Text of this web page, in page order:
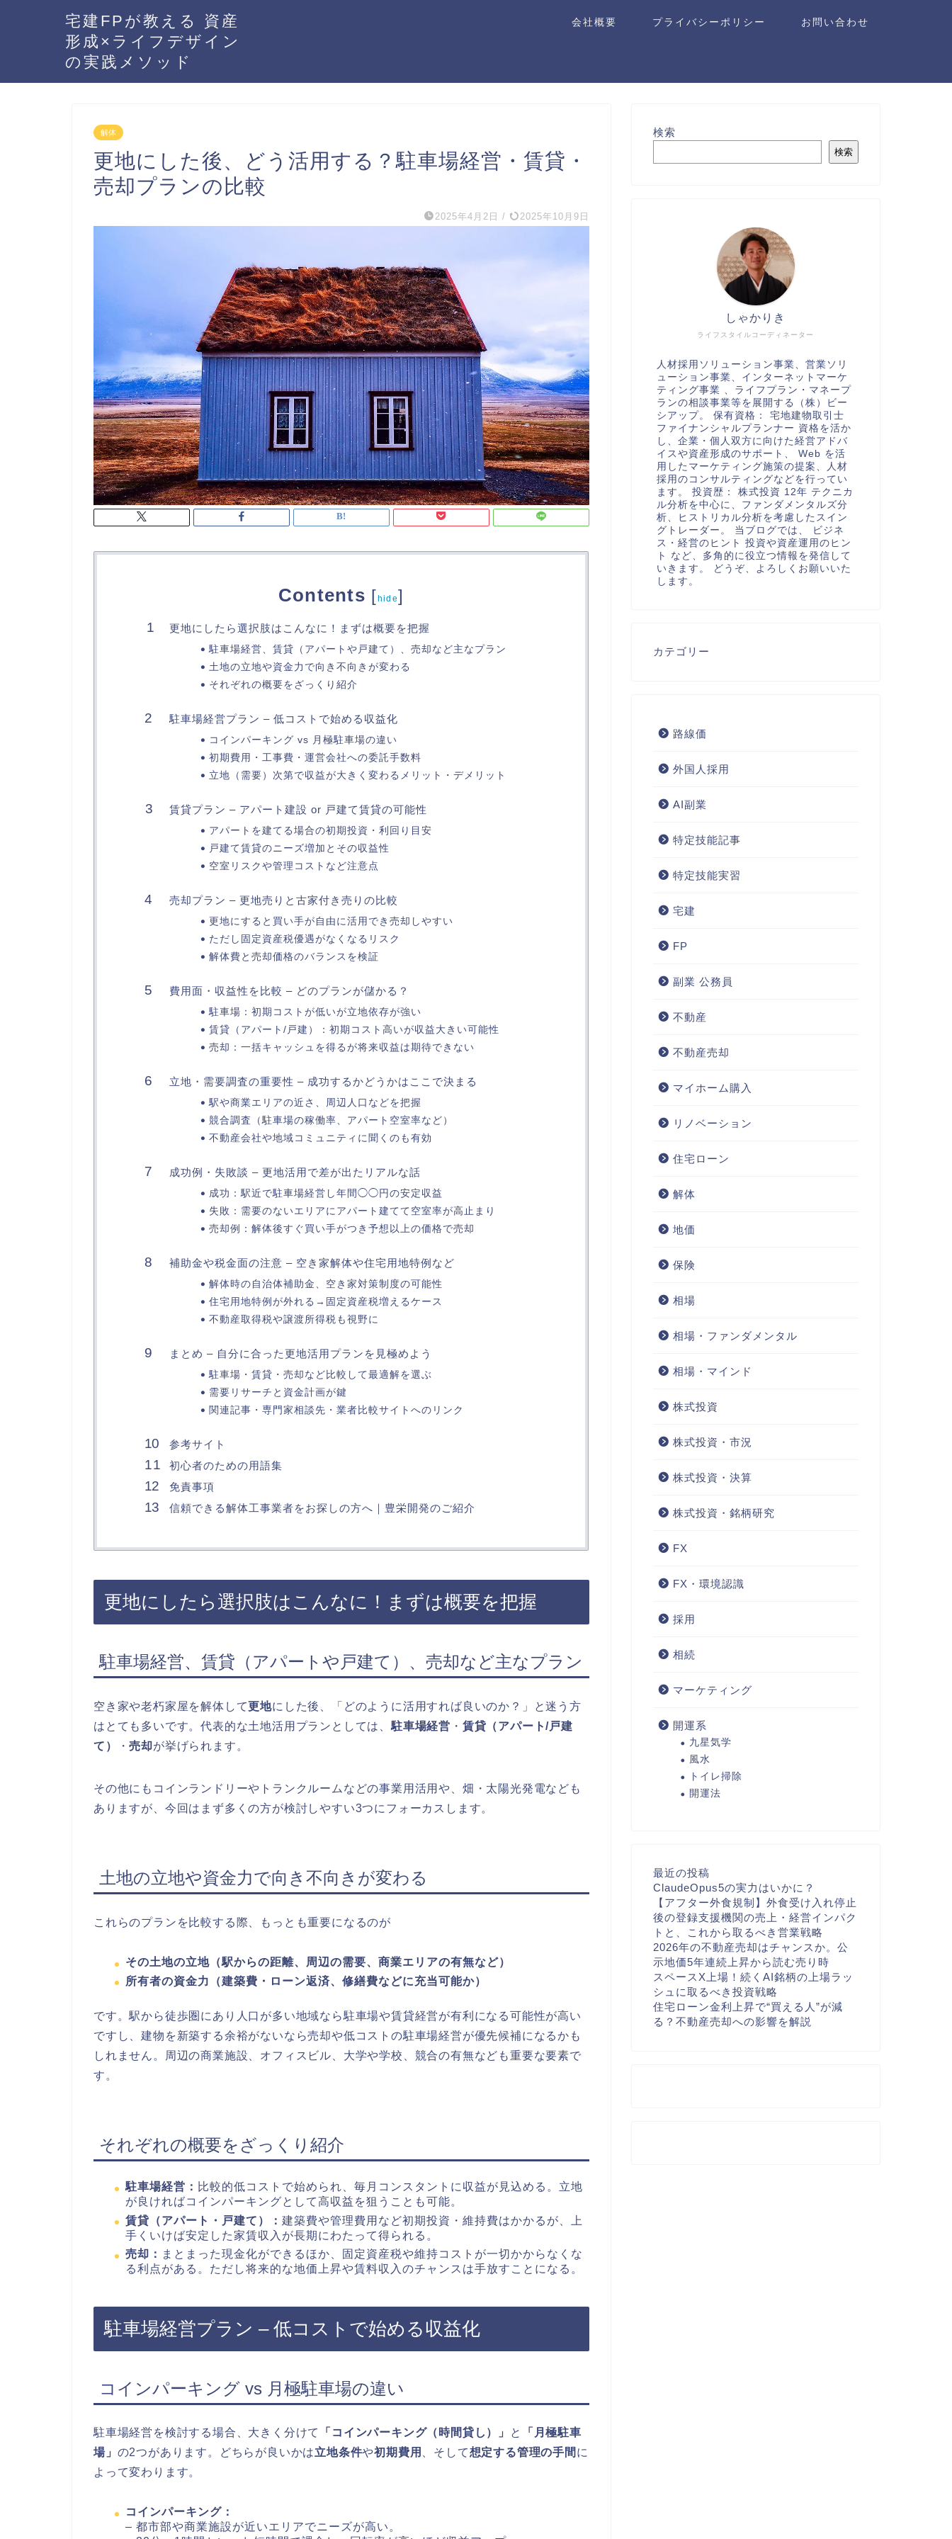
宅建FPが教える 資産
形成×ライフデザイン
の実践メソッド
会社概要 プライバシーポリシー お問い合わせ
解体
更地にした後、どう活用する？駐車場経営・賃貸・
売却プランの比較
2025年4月2日 / 2025年10月9日
Contents [hide]
更地にしたら選択肢はこんなに！まずは概要を把握
駐車場経営、賃貸（アパートや戸建て）、売却など主なプラン
土地の立地や資金力で向き不向きが変わる
それぞれの概要をざっくり紹介
駐車場経営プラン – 低コストで始める収益化
コインパーキング vs 月極駐車場の違い
初期費用・工事費・運営会社への委託手数料
立地（需要）次第で収益が大きく変わるメリット・デメリット
賃貸プラン – アパート建設 or 戸建て賃貸の可能性
アパートを建てる場合の初期投資・利回り目安
戸建て賃貸のニーズ増加とその収益性
空室リスクや管理コストなど注意点
売却プラン – 更地売りと古家付き売りの比較
更地にすると買い手が自由に活用でき売却しやすい
ただし固定資産税優遇がなくなるリスク
解体費と売却価格のバランスを検証
費用面・収益性を比較 – どのプランが儲かる？
駐車場：初期コストが低いが立地依存が強い
賃貸（アパート/戸建）：初期コスト高いが収益大きい可能性
売却：一括キャッシュを得るが将来収益は期待できない
立地・需要調査の重要性 – 成功するかどうかはここで決まる
駅や商業エリアの近さ、周辺人口などを把握
競合調査（駐車場の稼働率、アパート空室率など）
不動産会社や地域コミュニティに聞くのも有効
成功例・失敗談 – 更地活用で差が出たリアルな話
成功：駅近で駐車場経営し年間◯◯円の安定収益
失敗：需要のないエリアにアパート建てて空室率が高止まり
売却例：解体後すぐ買い手がつき予想以上の価格で売却
補助金や税金面の注意 – 空き家解体や住宅用地特例など
解体時の自治体補助金、空き家対策制度の可能性
住宅用地特例が外れる→固定資産税増えるケース
不動産取得税や譲渡所得税も視野に
まとめ – 自分に合った更地活用プランを見極めよう
駐車場・賃貸・売却など比較して最適解を選ぶ
需要リサーチと資金計画が鍵
関連記事・専門家相談先・業者比較サイトへのリンク
参考サイト
初心者のための用語集
免責事項
信頼できる解体工事業者をお探しの方へ｜豊栄開発のご紹介
更地にしたら選択肢はこんなに！まずは概要を把握
駐車場経営、賃貸（アパートや戸建て）、売却など主なプラン
空き家や老朽家屋を解体して更地にした後、「どのように活用すれば良いのか？」と迷う方
はとても多いです。代表的な土地活用プランとしては、 駐車場経営 ・ 賃貸（アパート/戸建
て）
・売却が挙げられます。
その他にもコインランドリーやトランクルームなどの事業用活用や、畑・太陽光発電なども
ありますが、今回はまず多くの方が検討しやすい3つにフォーカスします。
土地の立地や資金力で向き不向きが変わる
これらのプランを比較する際、もっとも重要になるのが
その土地の立地（駅からの距離、周辺の需要、商業エリアの有無など）
所有者の資金力（建築費・ローン返済、修繕費などに充当可能か）
です。駅から徒歩圏にあり人口が多い地域なら駐車場や賃貸経営が有利になる可能性が高い
ですし、建物を新築する余裕がないなら売却や低コストの駐車場経営が優先候補になるかも
しれません。周辺の商業施設、オフィスビル、大学や学校、競合の有無なども重要な要素で
す。
それぞれの概要をざっくり紹介
駐車場経営： 比較的低コストで始められ、毎月コンスタントに収益が見込める。立地
が良ければコインパーキングとして高収益を狙うことも可能。
賃貸（アパート・戸建て）： 建築費や管理費用など初期投資・維持費はかかるが、上
手くいけば安定した家賃収入が長期にわたって得られる。
売却： まとまった現金化ができるほか、固定資産税や維持コストが一切かからなくな
る利点がある。ただし将来的な地価上昇や賃料収入のチャンスは手放すことになる。
駐車場経営プラン – 低コストで始める収益化
コインパーキング vs 月極駐車場の違い
駐車場経営を検討する場合、大きく分けて 「コインパーキング（時間貸し）」 と
「月極駐車
場」 の2つがあります。どちらが良いかは立地条件や初期費用 、そして想定する管理の手間 に
よって変わります。
コインパーキング：
– 都市部や商業施設が近いエリアでニーズが高い。
検索
検索
ライフスタイルコーディネーター
しゃかりき
人材採用ソリューション事業、営業ソリ
ューション事業、インターネットマーケ
ティング事業 、ライフプラン・マネープ
ランの相談事業等を展開する（株）ビー
シアップ。 保有資格： 宅地建物取引士
ファイナンシャルプランナー 資格を活か
し、企業・個人双方に向けた経営アドバ
イスや資産形成のサポート、 Web を活
用したマーケティング施策の提案、人材
採用のコンサルティングなどを行ってい
ます。 投資歴： 株式投資 12年 テクニカ
ル分析を中心に、ファンダメンタルズ分
析、ヒストリカル分析を考慮したスイン
グトレーダー。 当ブログでは、 ビジネ
ス・経営のヒント 投資や資産運用のヒン
ト など、多角的に役立つ情報を発信して
いきます。 どうぞ、よろしくお願いいた
します。
カテゴリー
路線価
外国人採用
AI副業
特定技能記事
特定技能実習
宅建
FP
副業 公務員
不動産
不動産売却
マイホーム購入
リノベーション
住宅ローン
解体
地価
保険
相場
相場・ファンダメンタル
相場・マインド
株式投資
株式投資・市況
株式投資・決算
株式投資・銘柄研究
FX
FX・環境認識
採用
相続
マーケティング
開運系
九星気学
風水
トイレ掃除
開運法
最近の投稿
ClaudeOpus5の実力はいかに？
【アフター外食規制】外食受け入れ停止
後の登録支援機関の売上・経営インパク
トと、これから取るべき営業戦略
2026年の不動産売却はチャンスか。公
示地価5年連続上昇から読む売り時
スペースX上場！続くAI銘柄の上場ラッ
シュに取るべき投資戦略
住宅ローン金利上昇で“買える人”が減
る？不動産売却への影響を解説